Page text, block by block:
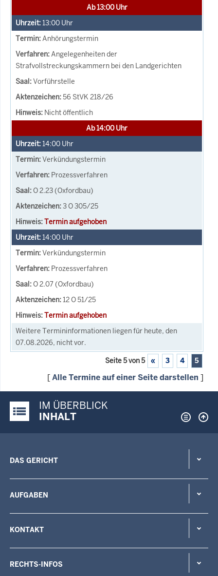
Ab 13:00 Uhr
13:00 Uhr
Anhörungstermin
Angelegenheiten der
Strafvollstreckungskammern bei den Landgerichten
Vorführstelle
56 StVK 218/26
Nicht öffentlich
Ab 14:00 Uhr
14:00 Uhr
Verkündungstermin
Prozessverfahren
O 2.23 (Oxfordbau)
3 O 305/25
Termin aufgehoben
14:00 Uhr
Verkündungstermin
Prozessverfahren
O 2.07 (Oxfordbau)
12 O 51/25
Termin aufgehoben
Weitere Termininformationen liegen für heute, den
07.08.2026, nicht vor.
Seite 5 von 5 « 3 4 5
[Alle Termine auf einer Seite darstellen ]
Justiz-Portal im Überblick:
IM ÜBERBLICK
INHALT
DAS GERICHT
AUFGABEN
KONTAKT
RECHTS-INFOS